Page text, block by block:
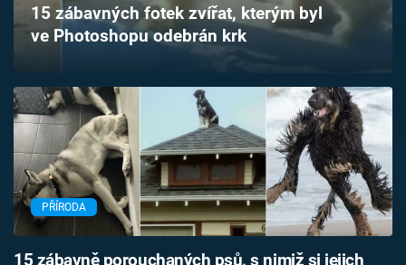
Sledujte prima+
Sledujte nás
15 zábavných fotek zvířat, kterým byl
ve Photoshopu odebrán krk
PŘÍRODA
15 zábavně porouchaných psů, s nimiž si jejich